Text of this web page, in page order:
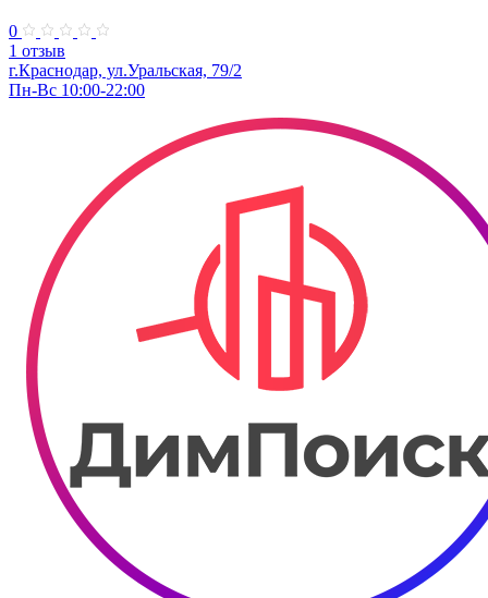
0
1 отзыв
г.Краснодар, ул.Уральская, 79/2
Пн-Вс 10:00-22:00